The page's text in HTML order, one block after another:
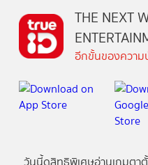
THE NEXT
อีกขั้นของความ